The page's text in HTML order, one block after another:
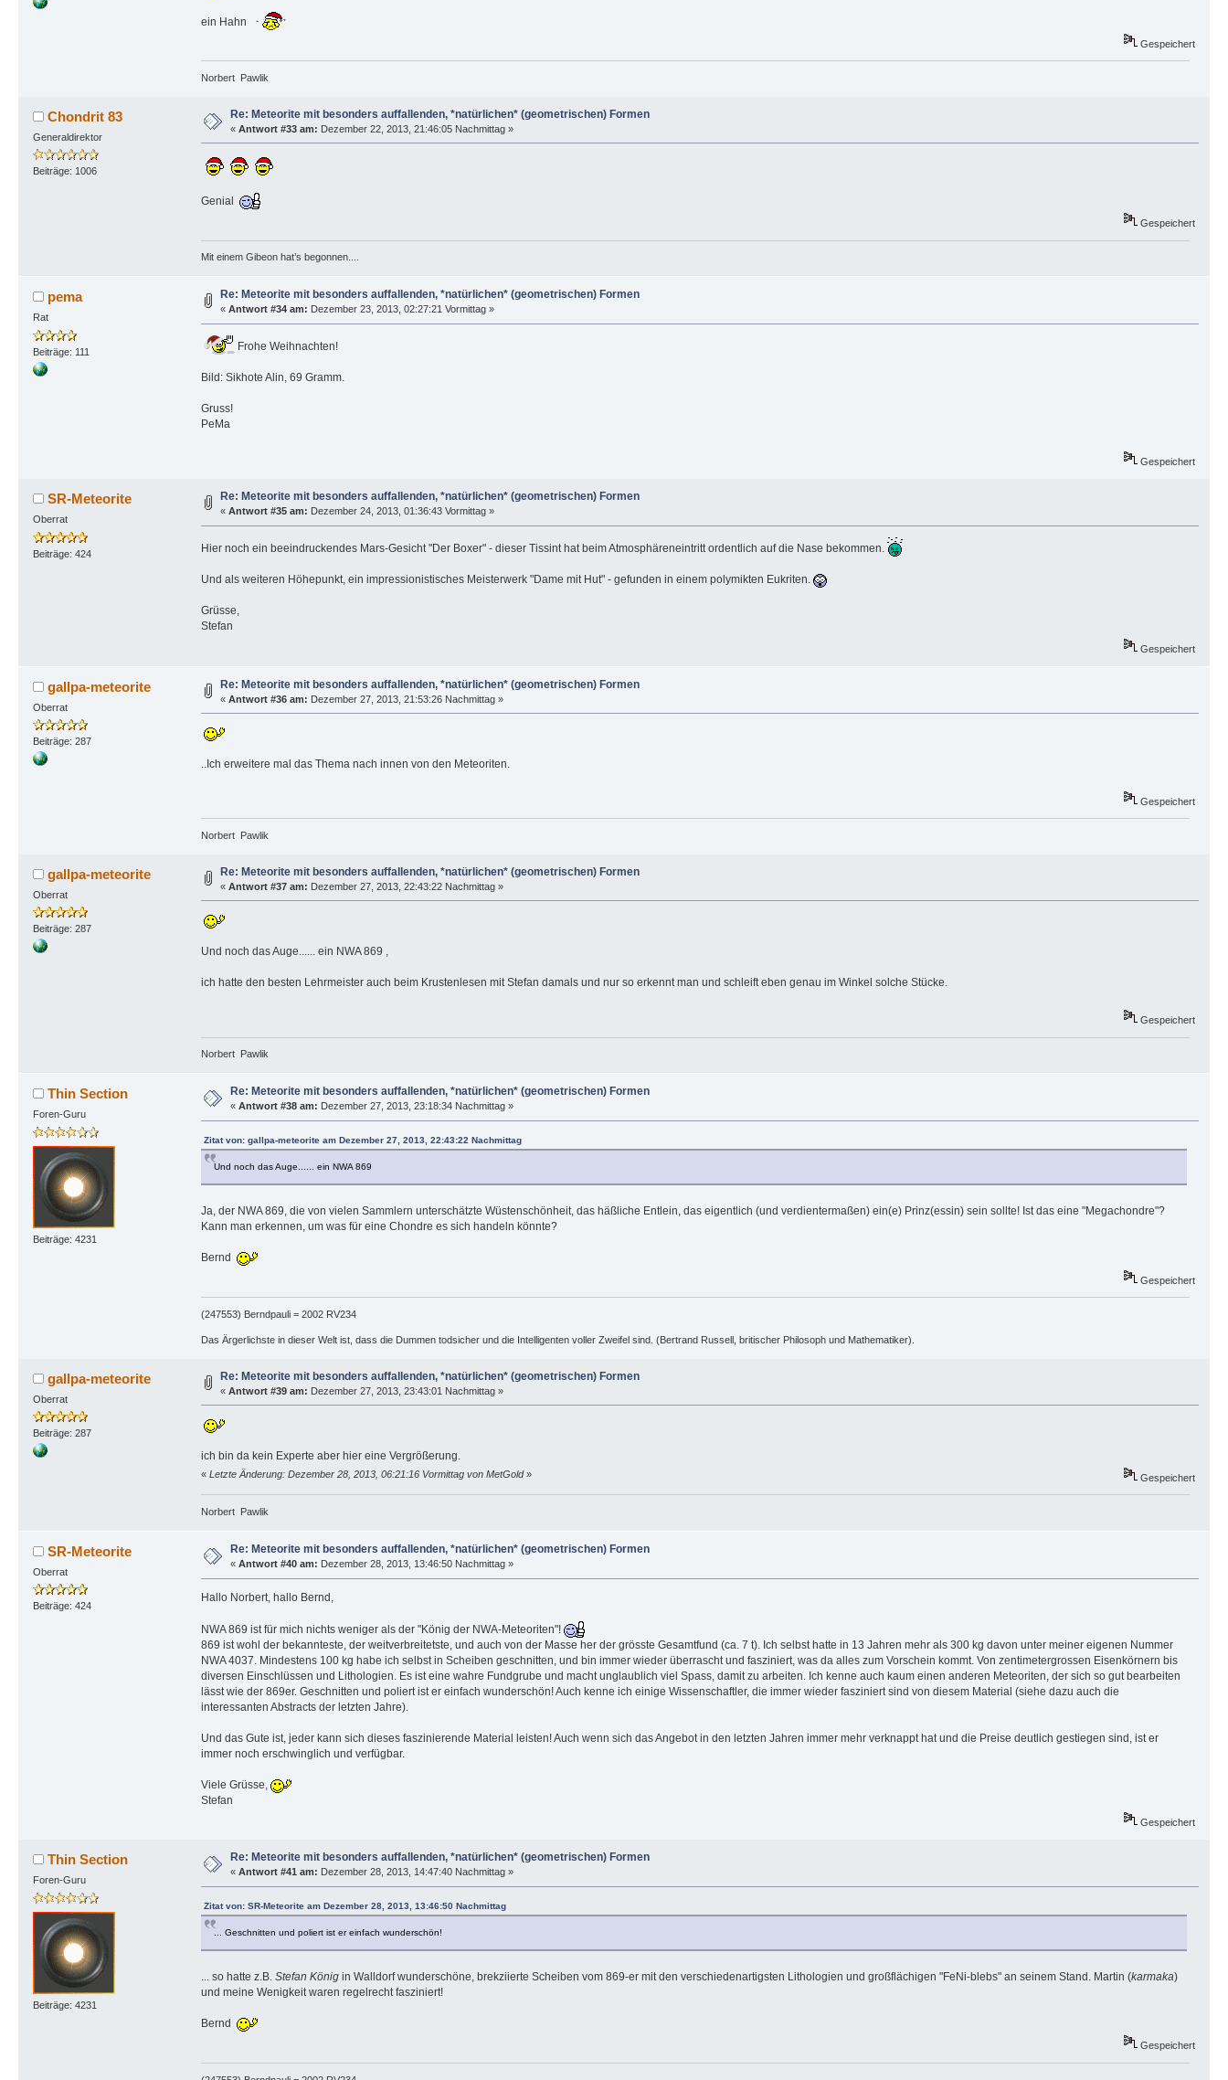
ein Hahn
Gespeichert
Norbert Pawlik
Chondrit 83
Generaldirektor
Beiträge: 1006
Re: Meteorite mit besonders auffallenden, *natürlichen* (geometrischen) Formen
« Antwort #33 am: Dezember 22, 2013, 21:46:05 Nachmittag »
Genial
Gespeichert
Mit einem Gibeon hat’s begonnen....
pema
Rat
Beiträge: 111
Re: Meteorite mit besonders auffallenden, *natürlichen* (geometrischen) Formen
« Antwort #34 am: Dezember 23, 2013, 02:27:21 Vormittag »
Frohe Weihnachten!
Bild: Sikhote Alin, 69 Gramm.
Gruss!
PeMa
Gespeichert
SR-Meteorite
Oberrat
Beiträge: 424
Re: Meteorite mit besonders auffallenden, *natürlichen* (geometrischen) Formen
« Antwort #35 am: Dezember 24, 2013, 01:36:43 Vormittag »
Hier noch ein beeindruckendes Mars-Gesicht "Der Boxer" - dieser Tissint hat beim Atmosphäreneintritt ordentlich auf die Nase bekommen.
Und als weiteren Höhepunkt, ein impressionistisches Meisterwerk "Dame mit Hut" - gefunden in einem polymikten Eukriten.
Grüsse,
Stefan
Gespeichert
gallpa-meteorite
Oberrat
Beiträge: 287
Re: Meteorite mit besonders auffallenden, *natürlichen* (geometrischen) Formen
« Antwort #36 am: Dezember 27, 2013, 21:53:26 Nachmittag »
..Ich erweitere mal das Thema nach innen von den Meteoriten.
Gespeichert
Norbert Pawlik
gallpa-meteorite
Oberrat
Beiträge: 287
Re: Meteorite mit besonders auffallenden, *natürlichen* (geometrischen) Formen
« Antwort #37 am: Dezember 27, 2013, 22:43:22 Nachmittag »
Und noch das Auge...... ein NWA 869 ,
ich hatte den besten Lehrmeister auch beim Krustenlesen mit Stefan damals und nur so erkennt man und schleift eben genau im Winkel solche Stücke.
Gespeichert
Norbert Pawlik
Thin Section
Foren-Guru
Beiträge: 4231
Re: Meteorite mit besonders auffallenden, *natürlichen* (geometrischen) Formen
« Antwort #38 am: Dezember 27, 2013, 23:18:34 Nachmittag »
Zitat von: gallpa-meteorite am Dezember 27, 2013, 22:43:22 Nachmittag
Und noch das Auge...... ein NWA 869
Ja, der NWA 869, die von vielen Sammlern unterschätzte Wüstenschönheit, das häßliche Entlein, das eigentlich (und verdientermaßen) ein(e) Prinz(essin) sein sollte! Ist das eine "Megachondre"?
Kann man erkennen, um was für eine Chondre es sich handeln könnte?
Bernd
Gespeichert
(247553) Berndpauli = 2002 RV234
Das Ärgerlichste in dieser Welt ist, dass die Dummen todsicher und die Intelligenten voller Zweifel sind. (Bertrand Russell, britischer Philosoph und Mathematiker).
gallpa-meteorite
Oberrat
Beiträge: 287
Re: Meteorite mit besonders auffallenden, *natürlichen* (geometrischen) Formen
« Antwort #39 am: Dezember 27, 2013, 23:43:01 Nachmittag »
ich bin da kein Experte aber hier eine Vergrößerung.
« Letzte Änderung: Dezember 28, 2013, 06:21:16 Vormittag von MetGold» Gespeichert
Norbert Pawlik
SR-Meteorite
Oberrat
Beiträge: 424
Re: Meteorite mit besonders auffallenden, *natürlichen* (geometrischen) Formen
« Antwort #40 am: Dezember 28, 2013, 13:46:50 Nachmittag »
Hallo Norbert, hallo Bernd,
NWA 869 ist für mich nichts weniger als der "König der NWA-Meteoriten"!
869 ist wohl der bekannteste, der weitverbreitetste, und auch von der Masse her der grösste Gesamtfund (ca. 7 t). Ich selbst hatte in 13 Jahren mehr als 300 kg davon unter meiner eigenen Nummer
NWA 4037. Mindestens 100 kg habe ich selbst in Scheiben geschnitten, und bin immer wieder überrascht und fasziniert, was da alles zum Vorschein kommt. Von zentimetergrossen Eisenkörnern bis
diversen Einschlüssen und Lithologien. Es ist eine wahre Fundgrube und macht unglaublich viel Spass, damit zu arbeiten. Ich kenne auch kaum einen anderen Meteoriten, der sich so gut bearbeiten
lässt wie der 869er. Geschnitten und poliert ist er einfach wunderschön! Auch kenne ich einige Wissenschaftler, die immer wieder fasziniert sind von diesem Material (siehe dazu auch die
interessanten Abstracts der letzten Jahre).
Und das Gute ist, jeder kann sich dieses faszinierende Material leisten! Auch wenn sich das Angebot in den letzten Jahren immer mehr verknappt hat und die Preise deutlich gestiegen sind, ist er
immer noch erschwinglich und verfügbar.
Viele Grüsse,
Stefan
Gespeichert
Thin Section
Foren-Guru
Beiträge: 4231
Re: Meteorite mit besonders auffallenden, *natürlichen* (geometrischen) Formen
« Antwort #41 am: Dezember 28, 2013, 14:47:40 Nachmittag »
Zitat von: SR-Meteorite am Dezember 28, 2013, 13:46:50 Nachmittag
... Geschnitten und poliert ist er einfach wunderschön!
... so hatte z.B. Stefan Königin Walldorf wunderschöne, brekziierte Scheiben vom 869-er mit den verschiedenartigsten Lithologien und großflächigen "FeNi-blebs" an seinem Stand. Martin (karmaka)
und meine Wenigkeit waren regelrecht fasziniert!
Bernd
Gespeichert